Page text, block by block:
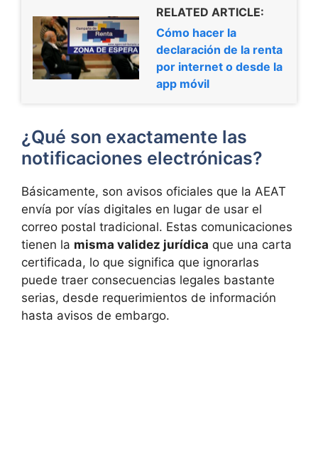
RELATED ARTICLE:
Cómo hacer la
declaración de la renta
por internet o desde la
app móvil
¿Qué son exactamente las
notificaciones electrónicas?
Básicamente, son avisos oficiales que la AEAT
envía por vías digitales en lugar de usar el
correo postal tradicional. Estas comunicaciones
tienen la misma validez jurídica que una carta
certificada, lo que significa que ignorarlas
puede traer consecuencias legales bastante
serias, desde requerimientos de información
hasta avisos de embargo.